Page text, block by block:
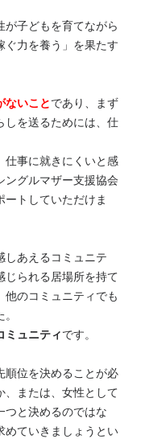
が子どもを育てながら
ぐ力を養う」を果たす
ないこと であり、まず
しを送るためには、仕
仕事に就きにくいと感
ングルマザー支援協会
ートしていただけま
しあえるコミュニテ
じられる居場所を持て
他のコミュニティでも
ミュニティです。
順位を決めることが必
、または、女性として
つと決めるのではな
めていきましょうとい